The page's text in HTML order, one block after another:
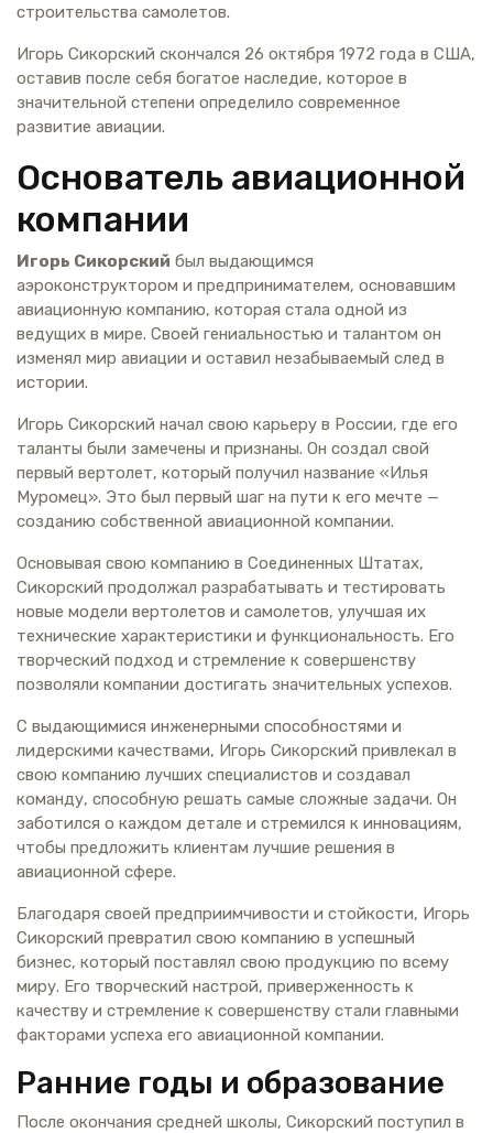
строительства самолетов.
Игорь Сикорский скончался 26 октября 1972 года в США,
оставив после себя богатое наследие, которое в
значительной степени определило современное
развитие авиации.
Основатель авиационной
компании
Игорь Сикорский был выдающимся
аэроконструктором и предпринимателем, основавшим
авиационную компанию, которая стала одной из
ведущих в мире. Своей гениальностью и талантом он
изменял мир авиации и оставил незабываемый след в
истории.
Игорь Сикорский начал свою карьеру в России, где его
таланты были замечены и признаны. Он создал свой
первый вертолет, который получил название «Илья
Муромец». Это был первый шаг на пути к его мечте —
созданию собственной авиационной компании.
Основывая свою компанию в Соединенных Штатах,
Сикорский продолжал разрабатывать и тестировать
новые модели вертолетов и самолетов, улучшая их
технические характеристики и функциональность. Его
творческий подход и стремление к совершенству
позволяли компании достигать значительных успехов.
С выдающимися инженерными способностями и
лидерскими качествами, Игорь Сикорский привлекал в
свою компанию лучших специалистов и создавал
команду, способную решать самые сложные задачи. Он
заботился о каждом детале и стремился к инновациям,
чтобы предложить клиентам лучшие решения в
авиационной сфере.
Благодаря своей предприимчивости и стойкости, Игорь
Сикорский превратил свою компанию в успешный
бизнес, который поставлял свою продукцию по всему
миру. Его творческий настрой, приверженность к
качеству и стремление к совершенству стали главными
факторами успеха его авиационной компании.
Ранние годы и образование
После окончания средней школы, Сикорский поступил в